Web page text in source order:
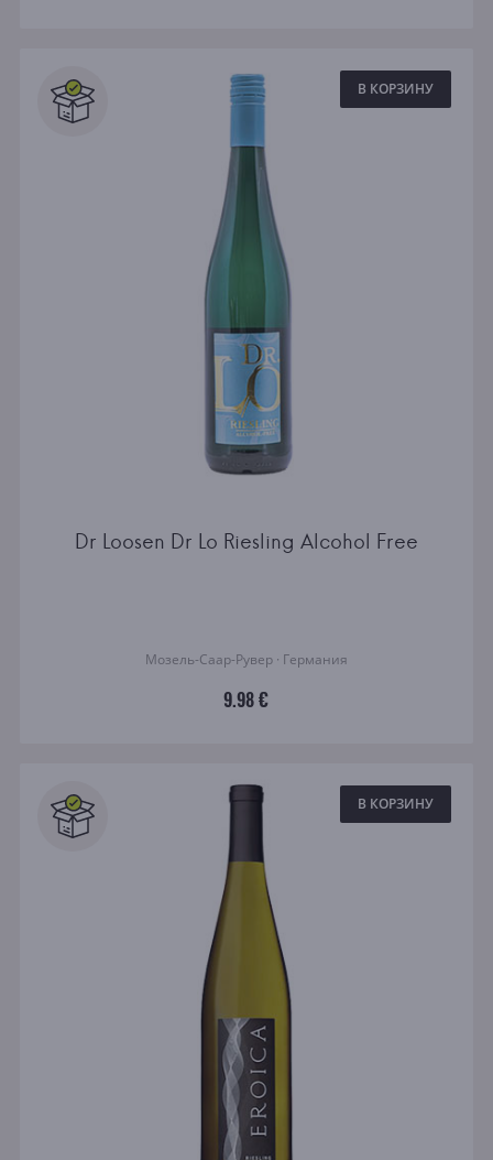
В КОРЗИНУ
Dr Loosen Dr Lo Riesling Alcohol Free
Мозель-Саар-Рувер · Германия
9.98 €
В КОРЗИНУ